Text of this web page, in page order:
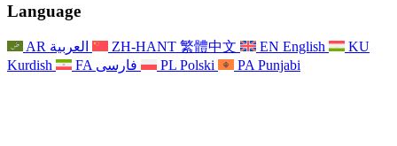
ਪਰਿਵਾਰਕ ਫੀਡਬੈਕ ਪ੍ਰਕਿਰਿਆ
ਨਿਊਜ਼ਲੈਟਰ
ਬਾਹਰ ਕੱਡਣਾ
ਪਰਿਵਾਰਾਂ ਲਈ ਮਨੋਵਿਗਿਆਨਕ ਸਹਾਇਤਾ
ਪਰਿਵਾਰਾਂ ਲਈ ਅੱਪਡੇਟ
ਘਟਨਾਵਾਂ
For Staff
ਸਟਾਫ ਲਈ ਸਹਾਇਤਾ
For Families
ਪਰਿਵਾਰਾਂ ਲਈ ਅੱਪਡੇਟ
ਘਟਨਾਵਾਂ
ਸੁਤੰਤਰ ਸਮੀਖਿਆ ਦੀ ਅੰਤਿਮ ਰਿਪੋਰਟ
ਸੁਤੰਤਰ ਸਮੀਖਿਆ ਦੀ ਪਹਿਲੀ ਰਿਪੋਰਟ
For Families
ਅੱਪਡੇਟ
Nottingham
ਪਰਿਵਾਰਕ ਮਨੋਵਿਗਿਆਨਕ ਸਹਾਇਤਾ ਸੇਵਾ
ਮਾਨਸਿਕ ਸਿਹਤ ਸੰਕਟ ਸਹਾਇਤਾ
ਖੇਤਰੀ ਸੇਵਾਵਾਂ ਨੌਟਿੰਘਮ
National
Language
AR العربية ZH-HANT 繁體中文 EN English
KU
Kurdish
FA فارسی PL Polski PA Punjabi